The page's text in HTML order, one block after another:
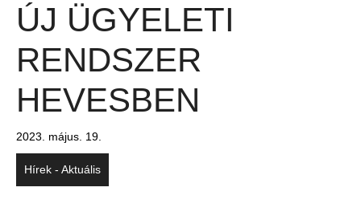
ÚJ ÜGYELETI
RENDSZER
HEVESBEN
2023. május. 19.
Hírek - Aktuális